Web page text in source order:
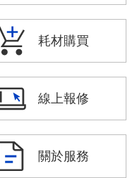
耗材購買
線上報修
關於服務